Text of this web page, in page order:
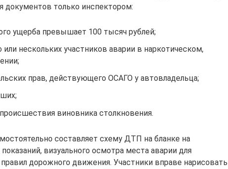
документов только инспектором:
ущерба превышает 100 тысяч рублей;
или нескольких участников аварии в наркотическом,
прав, действующего ОСАГО у автовладельца;
виновника столкновения.
составляет схему ДТП на бланке на
визуального осмотра места аварии для
дорожного движения. Участники вправе нарисовать